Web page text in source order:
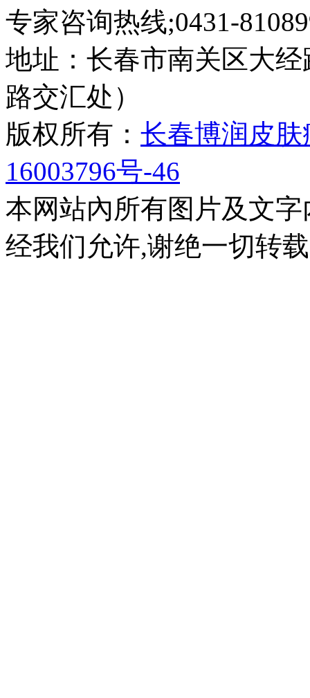
专家咨询热线;0431-
地址：长春市南关区大
路交汇处）
版权所有： 长春博润皮肤
16003796号-46
本网站內所有图片及文
经我们允许,谢绝一切转载